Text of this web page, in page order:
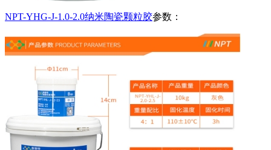
NPT-YHG-J-1.0-2.0纳米陶瓷颗粒胶参数：